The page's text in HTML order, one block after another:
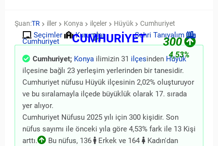
Şuan:TR iller Konya ilçeler Hüyük Cumhuriyet
Seçimler Kurumlar
Cumhuriyet 300
4,53%
Şehri Tanıyalım
CUMHURİYET
Cumhuriyet; Konya ilimizin 31 ilçesinden Hüyük
ilçesine bağlı 23 yerleşim yerlerinden bir tanesidir.
Cumhuriyet nüfusu Hüyük ilçesinin 2,02% oluşturuyor
ve bu sıralamayla ilçede büyüklük olarak 17. sırada
yer alıyor.
Cumhuriyet Nüfusu 2025 yılı için 300 kişidir. Son
nüfus sayımı ile önceki yıla göre 4,53% fark ile 13 Kişi
arttı.
Bu nüfus, 136 Erkek ve 164
Kadın'dan